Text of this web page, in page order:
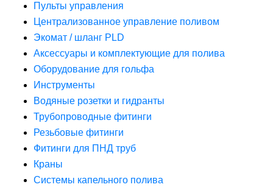
Пульты управления
Централизованное управление поливом
Экомат / шланг PLD
Аксессуары и комплектующие для полива
Оборудование для гольфа
Инструменты
Водяные розетки и гидранты
Трубопроводные фитинги
Резьбовые фитинги
Фитинги для ПНД труб
Краны
Системы капельного полива